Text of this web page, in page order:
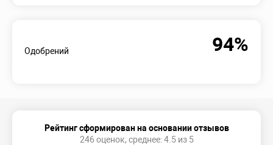
Одобрений 94%
Рейтинг сформирован на основании отзывов
246 оценок, среднее: 4.5 из 5